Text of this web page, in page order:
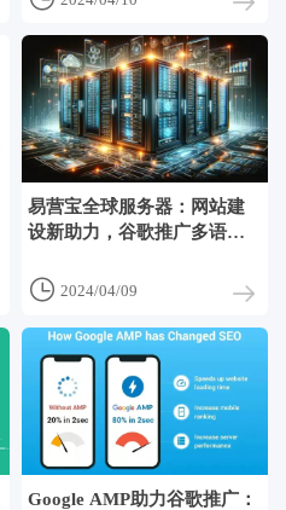
易营宝全球服务器：网站建
设新助力，谷歌推广多语言
 2024/04/09
Google AMP助力谷歌推广：